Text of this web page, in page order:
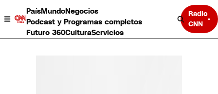
PaísMundoNegocios
Podcast y Programas completos
Futuro 360CulturaServicios
Radio
CNN